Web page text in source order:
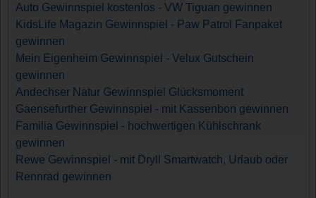
Auto Gewinnspiel kostenlos - VW Tiguan gewinnen
KidsLife Magazin Gewinnspiel - Paw Patrol Fanpaket
gewinnen
Mein Eigenheim Gewinnspiel - Velux Gutschein
gewinnen
Andechser Natur Gewinnspiel Glücksmoment
Gaensefurther Gewinnspiel - mit Kassenbon gewinnen
Familia Gewinnspiel - hochwertigen Kühlschrank
gewinnen
Rewe Gewinnspiel - mit Dryll Smartwatch, Urlaub oder
Rennrad gewinnen